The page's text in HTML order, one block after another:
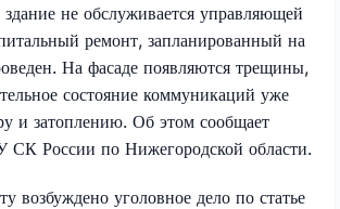
не обслуживается управляющей
ремонт, запланированный на
На фасаде появляются трещины,
состояние коммуникаций уже
и затоплению. Об этом сообщает
СК России по Нижегородской области.
возбуждено уголовное дело по статье